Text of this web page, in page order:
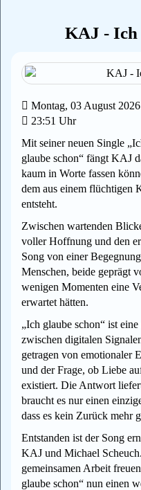
KAJ - Ich
Montag, 03 August 2026
23:51 Uhr
Mit seiner neuen Single
glaube schon“ fängt KAJ
kaum in Worte fassen
dem aus einem flüchtigen
entsteht.
Zwischen wartenden
voller Hoffnung und den
Song von einer
Menschen, beide geprägt
wenigen Momenten eine
erwartet hätten.
„Ich glaube schon“ ist
zwischen digitalen
getragen von emotionaler
und der Frage, ob Liebe
existiert. Die Antwort
braucht es nur einen
dass es kein Zurück mehr
Entstanden ist der Song
KAJ und Michael
gemeinsamen Arbeit
glaube schon“ nun einen